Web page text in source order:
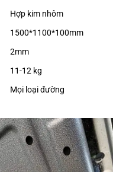
Hợp kim nhôm
1500*1100*100mm
2mm
11-12 kg
Mọi loại đường